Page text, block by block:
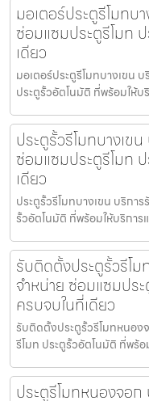
มอเตอร์ประตูรีโมทบ
ซ่อมแซมประตูรีโมท
เดียว
มอเตอร์ประตูรีโมทบางเขน
ประตูรั้วอัตโนมัติ ที่พร้อมให้
ประตูรั้วรีโมทบางเข
ซ่อมแซมประตูรีโมท
เดียว
ประตูรั้วรีโมทบางเขน บริกา
รั้วอัตโนมัติ ที่พร้อมให้บริการ
รับติดตั้งประตูรั้วรีโ
จำหน่าย ซ่อมแซมปร
ครบจบในที่เดียว
รับติดตั้งประตูรั้วรีโมทหนอง
รีโมท ประตูรั้วอัตโนมัติ ที่พร้
ประตูรีโมทหนองจอ